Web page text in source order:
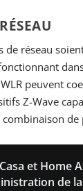
de réseau
peuvent
Z-Wave
de
et Home
de la